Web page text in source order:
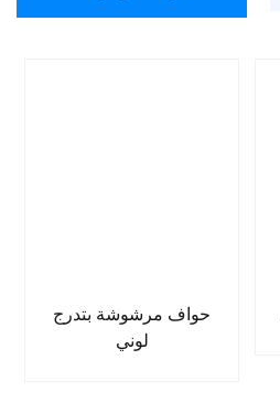
حواف مرشوشة بتدرج
لوني